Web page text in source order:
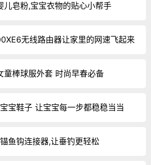
儿皂粉,宝宝衣物的贴心小帮手
无线路由器让家里的网速飞起来
童棒球服外套 时尚早春必备
宝鞋子 让宝宝每一步都稳稳当当
鱼钩连接器,让垂钓更轻松